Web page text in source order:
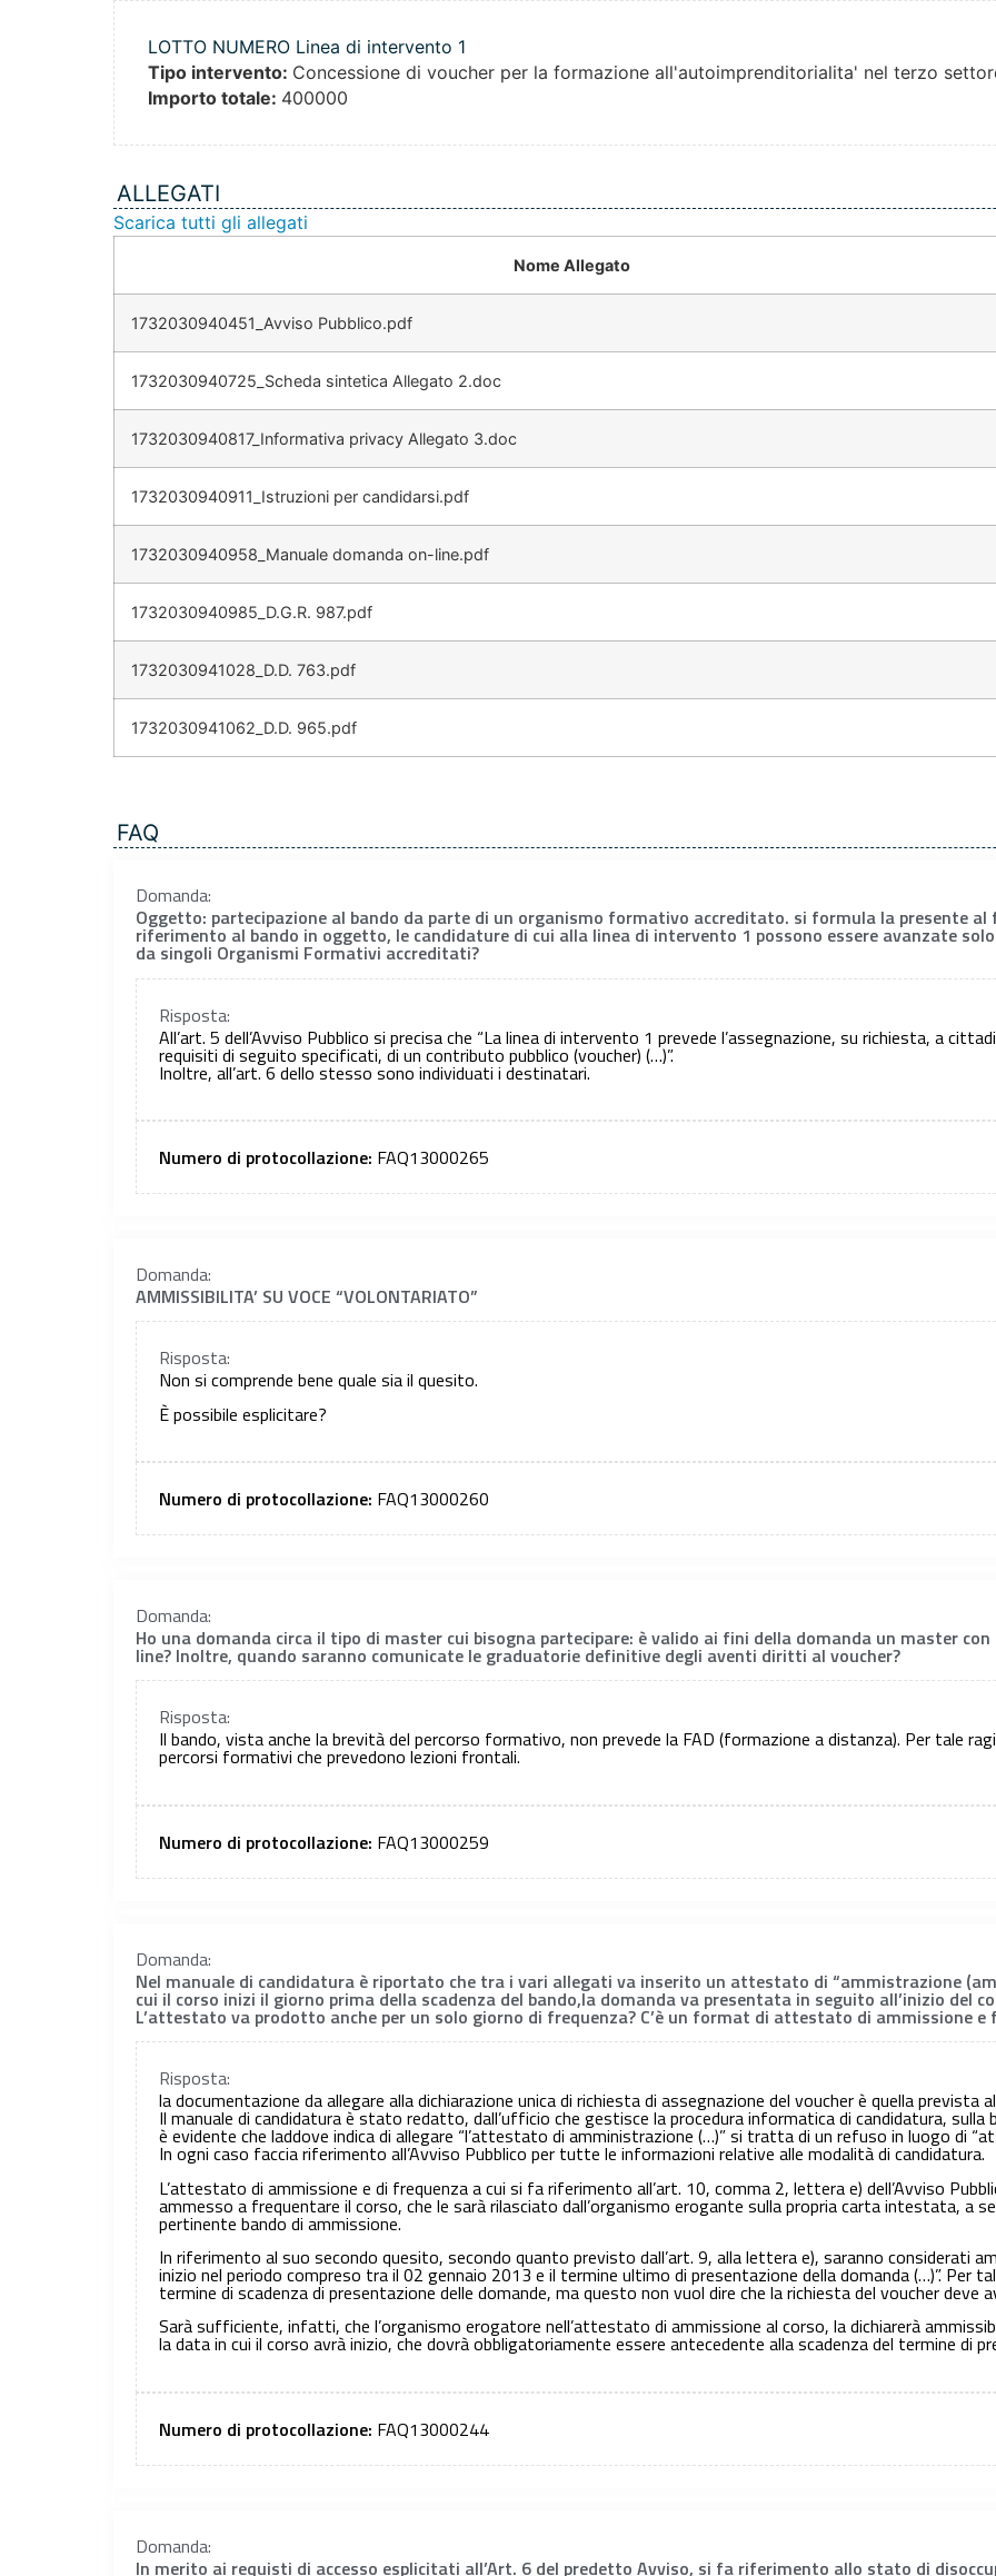
LOTTO NUMERO Linea di intervento 1
Tipo intervento: Concessione di voucher per la formazione all'autoimprenditorialita' nel terzo
Importo totale: 400000
ALLEGATI
Scarica tutti gli allegati
Nome Allegato
1732030940451_Avviso Pubblico.pdf
1732030940725_Scheda sintetica Allegato 2.doc
1732030940817_Informativa privacy Allegato 3.doc
1732030940911_Istruzioni per candidarsi.pdf
1732030940958_Manuale domanda on-line.pdf
1732030940985_D.G.R. 987.pdf
1732030941028_D.D. 763.pdf
1732030941062_D.D. 965.pdf
FAQ
Domanda:
Oggetto: partecipazione al bando da parte di un organismo formativo accreditato. si formula la presente al
riferimento al bando in oggetto, le candidature di cui alla linea di intervento 1 possono essere avanzate
da singoli Organismi Formativi accreditati?
Risposta:
All’art. 5 dell’Avviso Pubblico si precisa che “La linea di intervento 1 prevede l’assegnazione, su richiesta, a
requisiti di seguito specificati, di un contributo pubblico (voucher) (…)”.
Inoltre, all’art. 6 dello stesso sono individuati i destinatari.
Numero di protocollazione: FAQ13000265
Domanda:
AMMISSIBILITA’ SU VOCE “VOLONTARIATO”
Risposta:
Non si comprende bene quale sia il quesito.
È possibile esplicitare?
Numero di protocollazione: FAQ13000260
Domanda:
Ho una domanda circa il tipo di master cui bisogna partecipare: è valido ai fini della domanda un master
line? Inoltre, quando saranno comunicate le graduatorie definitive degli aventi diritti al voucher?
Risposta:
Il bando, vista anche la brevità del percorso formativo, non prevede la FAD (formazione a distanza). Per tale
percorsi formativi che prevedono lezioni frontali.
Numero di protocollazione: FAQ13000259
Domanda:
Nel manuale di candidatura è riportato che tra i vari allegati va inserito un attestato di “ammistrazione
cui il corso inizi il giorno prima della scadenza del bando,la domanda va presentata in seguito all’inizio del
L’attestato va prodotto anche per un solo giorno di frequenza? C’è un format di attestato di ammissione e
Risposta:
la documentazione da allegare alla dichiarazione unica di richiesta di assegnazione del voucher è quella prevista
Il manuale di candidatura è stato redatto, dall’ufficio che gestisce la procedura informatica di candidatura, sulla
è evidente che laddove indica di allegare “l’attestato di amministrazione (…)” si tratta di un refuso in luogo di
In ogni caso faccia riferimento all’Avviso Pubblico per tutte le informazioni relative alle modalità di candidatura.
L’attestato di ammissione e di frequenza a cui si fa riferimento all’art. 10, comma 2, lettera e) dell’Avviso
ammesso a frequentare il corso, che le sarà rilasciato dall’organismo erogante sulla propria carta intestata, a
pertinente bando di ammissione.
In riferimento al suo secondo quesito, secondo quanto previsto dall’art. 9, alla lettera e), saranno considerati
inizio nel periodo compreso tra il 02 gennaio 2013 e il termine ultimo di presentazione della domanda (…)”. Per
termine di scadenza di presentazione delle domande, ma questo non vuol dire che la richiesta del voucher deve
Sarà sufficiente, infatti, che l’organismo erogatore nell’attestato di ammissione al corso, la dichiarerà
la data in cui il corso avrà inizio, che dovrà obbligatoriamente essere antecedente alla scadenza del termine di
Numero di protocollazione: FAQ13000244
Domanda:
In merito ai requisti di accesso esplicitati all’Art. 6 del predetto Avviso, si fa riferimento allo stato di